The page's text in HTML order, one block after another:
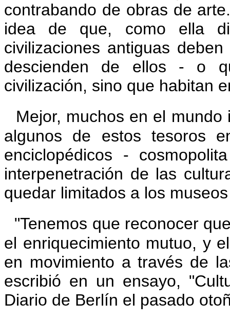
contrabando de obras de
idea de que, como ella
civilizaciones antiguas
descienden de ellos - o
civilización, sino que habitan
Mejor, muchos en el
algunos de estos tesoros
enciclopédicos -
interpenetración de las
quedar limitados a los
"Tenemos que reconocer
el enriquecimiento mutuo, y
en movimiento a través de
escribió en un ensayo,
Diario de Berlín el pasado